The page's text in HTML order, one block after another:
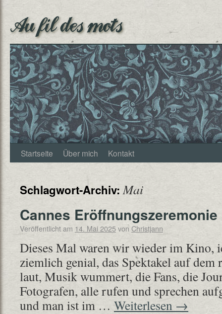
Au fil des mots
Startseite Über mich Kontakt
Schlagwort-Archiv:Mai
Cannes Eröffnungszeremonie
Veröffentlicht am 14. Mai 2025von Christjann
Dieses Mal waren wir wieder im Kino,
ziemlich genial, das Spektakel auf dem
laut, Musik wummert, die Fans, die
Fotografen, alle rufen und sprechen
und man ist im … Weiterlesen →